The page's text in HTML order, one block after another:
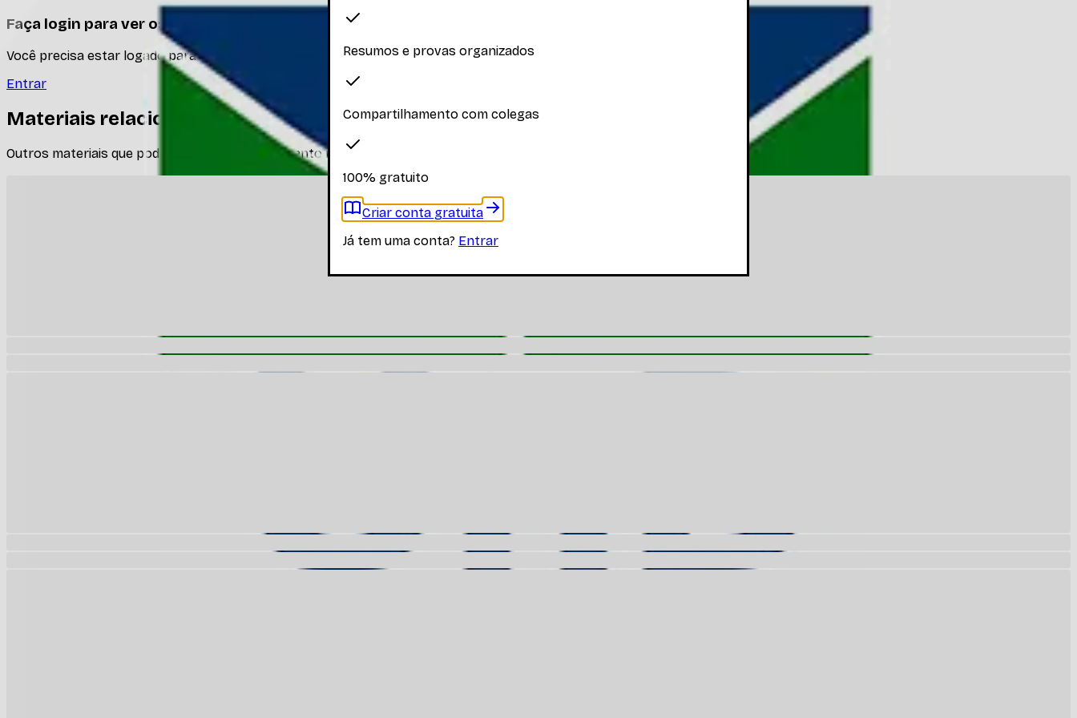
Faça login para ver os materiais
Você precisa estar logado para ver os materiais dessa disciplina
Entrar
Materiais relacionados
Outros materiais que podem te interessar enquanto não há materiais específicos desta disciplina
Resumos e provas organizados
Compartilhamento com colegas
100% gratuito
Criar conta gratuita
Já tem uma conta? Entrar